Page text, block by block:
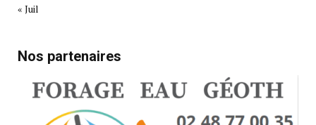
« Juil
Nos partenaires